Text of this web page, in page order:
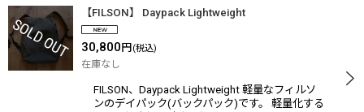
【FILSON】 Daypack Lightweight
30,800 円 (税込)
在庫なし
FILSON、Daypack Lightweight 軽量なフィルソ
ンのデイパック(バックパック)です。 軽量化する